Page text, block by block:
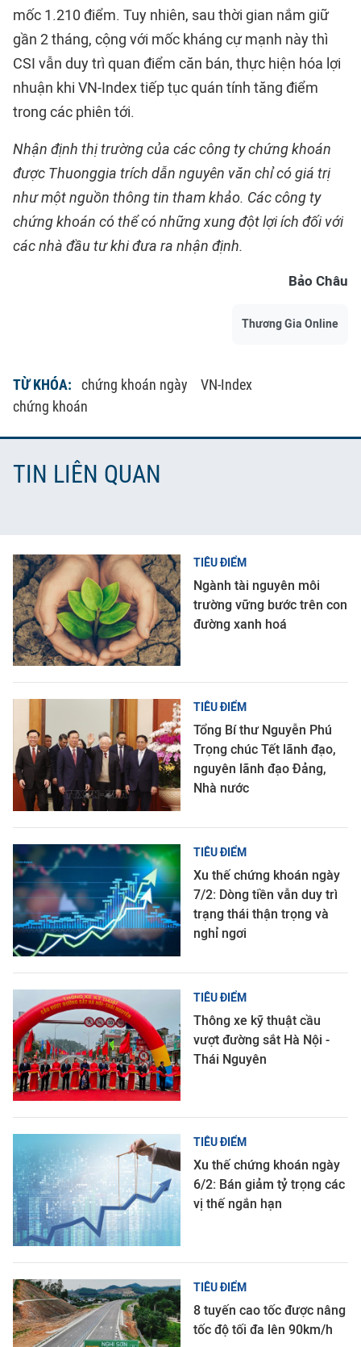
mốc 1.210 điểm. Tuy nhiên, sau thời gian nắm giữ
gần 2 tháng, cộng với mốc kháng cự mạnh này thì
CSI vẫn duy trì quan điểm căn bán, thực hiện hóa lợi
nhuận khi VN-Index tiếp tục quán tính tăng điểm
trong các phiên tới.
Nhận định thị trường của các công ty chứng khoán
được Thuonggia trích dẫn nguyên văn chỉ có giá trị
như một nguồn thông tin tham khảo. Các công ty
chứng khoán có thể có những xung đột lợi ích đối với
các nhà đầu tư khi đưa ra nhận định.
Bảo Châu
Thương Gia Online
TỪ KHÓA: chứng khoán ngày
VN-Index
chứng khoán
TIN LIÊN QUAN
TIÊU ĐIỂM
Ngành tài nguyên môi
trường vững bước trên con
đường xanh hoá
TIÊU ĐIỂM
Tổng Bí thư Nguyễn Phú
Trọng chúc Tết lãnh đạo,
nguyên lãnh đạo Đảng,
Nhà nước
TIÊU ĐIỂM
Xu thế chứng khoán ngày
7/2: Dòng tiền vẫn duy trì
trạng thái thận trọng và
nghỉ ngơi
TIÊU ĐIỂM
Thông xe kỹ thuật cầu
vượt đường sắt Hà Nội -
Thái Nguyên
TIÊU ĐIỂM
Xu thế chứng khoán ngày
6/2: Bán giảm tỷ trọng các
vị thế ngắn hạn
TIÊU ĐIỂM
8 tuyến cao tốc được nâng
tốc độ tối đa lên 90km/h